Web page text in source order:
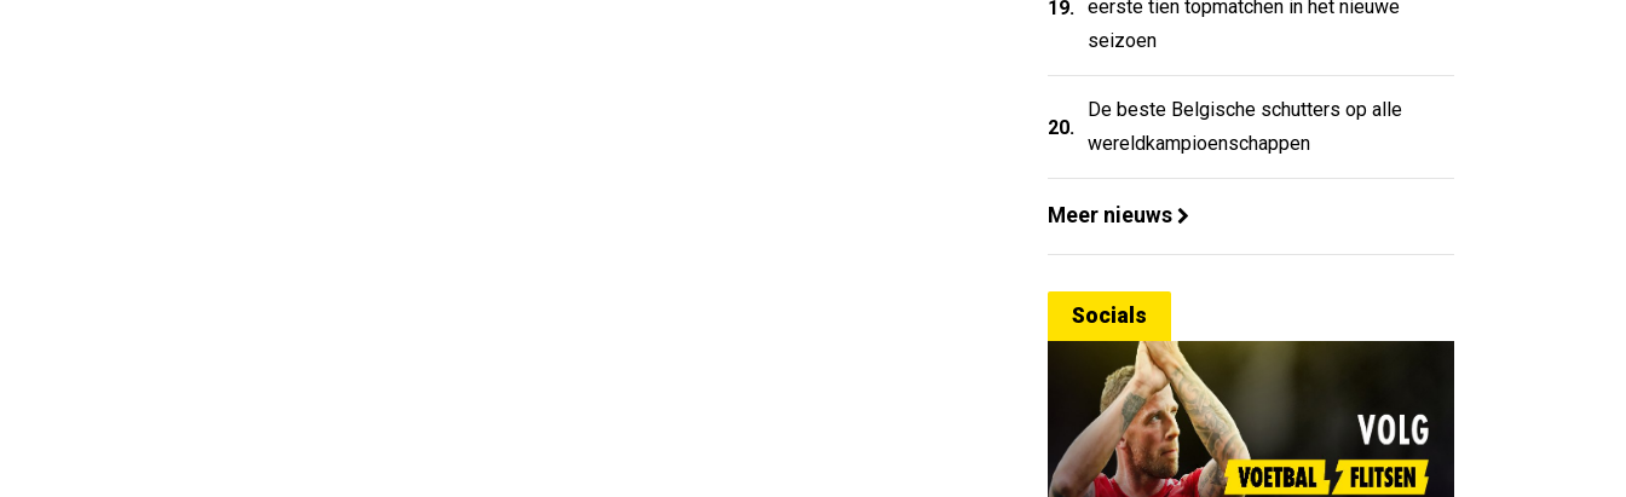
19.
eerste tien topmatchen in het nieuwe
seizoen
20.
De beste Belgische schutters op alle
wereldkampioenschappen
Meer nieuws
Socials